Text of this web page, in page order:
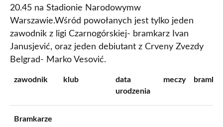
20.45 na Stadionie Narodowymw
Warszawie.Wśród powołanych jest tylko jeden
zawodnik z ligi Czarnogórskiej- bramkarz Ivan
Janusjević, oraz jeden debiutant z Crveny Zvezdy
Belgrad- Marko Vesović.
zawodnik klub
data
urodzenia
meczy bramki
Bramkarze